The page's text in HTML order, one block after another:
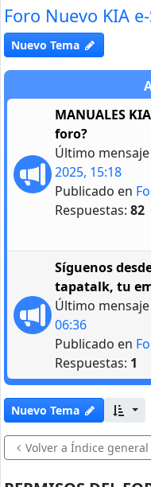
Foro Nuevo KIA
Nuevo Tema
MANUALES
foro?
Último
2025, 15:18
Publicado en
Respuestas: 82
Síguenos
tapatalk, tu
Último
06:36
Publicado en
Respuestas: 1
Nuevo Tema
Volver a Índice general